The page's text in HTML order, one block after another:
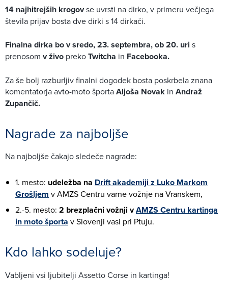
14 najhitrejših krogovse uvrsti na dirko, v primeru večjega
števila prijav bosta dve dirki s 14 dirkači.
Finalna dirka bo v sredo, 23. septembra, ob 20. uri s
prenosom v živo prekoTwitcha in Facebooka.
Za še bolj razburljiv finalni dogodek bosta poskrbela znana
komentatorja avto-moto športaAljoša Novak in Andraž
Zupančič.
Nagrade za najboljše
Na najboljše čakajo sledeče nagrade:
1. mesto: udeležba na Drift akademiji z Luko Markom
Grošljem v AMZS Centru varne vožnje na Vranskem,
2.-5. mesto: 2 brezplačni vožnji vAMZS Centru kartinga
in moto športa v Slovenji vasi pri Ptuju.
Kdo lahko sodeluje?
Vabljeni vsi ljubitelji Assetto Corse in kartinga!